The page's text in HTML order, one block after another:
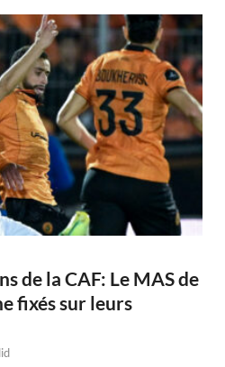
de la CAF: Le MAS de
fixés sur leurs